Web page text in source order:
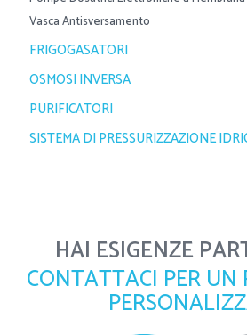
Vasca Antisversamento
FRIGOGASATORI
OSMOSI INVERSA
PURIFICATORI
SISTEMA DI PRESSURIZZAZIONE
HAI ESIGENZE
CONTATTACI PER UN